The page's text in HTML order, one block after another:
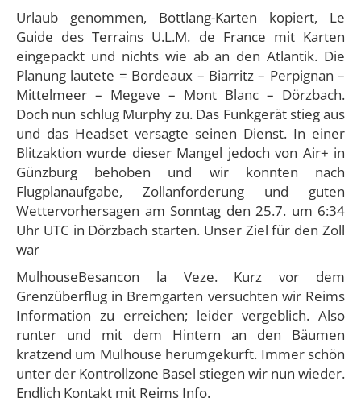
Urlaub genommen, Bottlang-Karten kopiert, Le
Guide des Terrains U.L.M. de France mit Karten
eingepackt und nichts wie ab an den Atlantik. Die
Planung lautete = Bordeaux – Biarritz – Perpignan –
Mittelmeer – Megeve – Mont Blanc – Dörzbach.
Doch nun schlug Murphy zu. Das Funkgerät stieg aus
und das Headset versagte seinen Dienst. In einer
Blitzaktion wurde dieser Mangel jedoch von Air+ in
Günzburg behoben und wir konnten nach
Flugplanaufgabe, Zollanforderung und guten
Wettervorhersagen am Sonntag den 25.7. um 6:34
Uhr UTC in Dörzbach starten. Unser Ziel für den Zoll
war
MulhouseBesancon la Veze. Kurz vor dem
Grenzüberflug in Bremgarten versuchten wir Reims
Information zu erreichen; leider vergeblich. Also
runter und mit dem Hintern an den Bäumen
kratzend um Mulhouse herumgekurft. Immer schön
unter der Kontrollzone Basel stiegen wir nun wieder.
Endlich Kontakt mit Reims Info.